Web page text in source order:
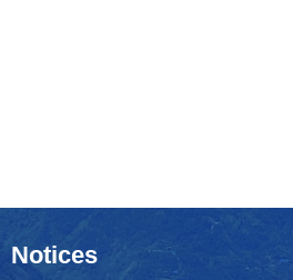
Notices